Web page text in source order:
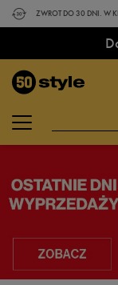
ZWROT DO 30 DNI. W